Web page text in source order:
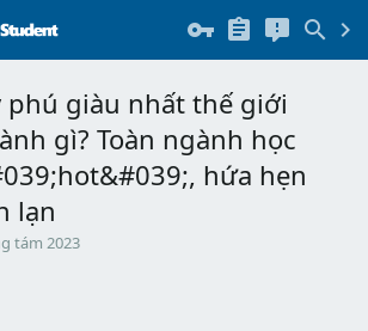
phú giàu nhất thế giới
gì? Toàn ngành học
hứa hẹn
lạn
tám 2023